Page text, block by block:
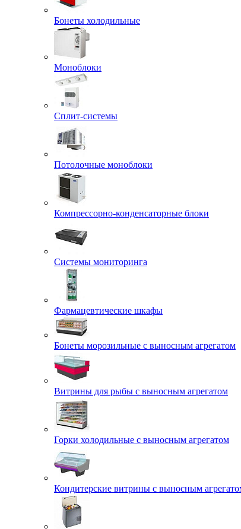
Бонеты холодильные
Моноблоки
Сплит-системы
Потолочные моноблоки
Компрессорно-конденсаторные блоки
Системы мониторинга
Фармацевтические шкафы
Бонеты морозильные с выносным агрегатом
Витрины для рыбы с выносным агрегатом
Горки холодильные с выносным агрегатом
Кондитерские витрины с выносным